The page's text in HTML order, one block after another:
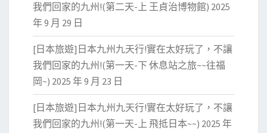
我們回家的九州!(第二天-上 王貞治博物館) 2025
年 9 月 29 日
[日本旅遊]日本九州九天行!實在太好玩了，不讓
我們回家的九州!(第一天-下 休息站之旅~~往福
岡~) 2025 年 9 月 23 日
[日本旅遊]日本九州九天行!實在太好玩了，不讓
我們回家的九州!(第一天-上 飛抵日本~~) 2025 年